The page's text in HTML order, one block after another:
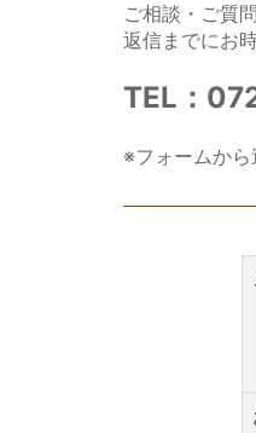
ご相談・ご質
返信までにお
TEL：
※フォームか